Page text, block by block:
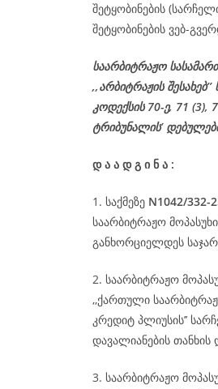
შეტყობინების
შეტყობინების ვებ-
საარბიტრაჟო
,,არბიტრაჟის
კოდექსის 70-ე, 71 (3),
ტრიბუნალის’
დ ა ა დ გ ი ნ ა :
1. საქმეზე N1042/332-
საარბიტრაჟო
განხორციელდეს
2. საარბიტრაჟო
,,ქართული
კრედიტ პლიუსის’’
დავალიანების
3. საარბიტრაჟო